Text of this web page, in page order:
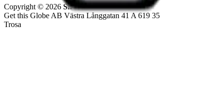
Copyright © 2026 Snuset.se
Get this Globe AB Västra Långgatan 41 A 619 35
Trosa